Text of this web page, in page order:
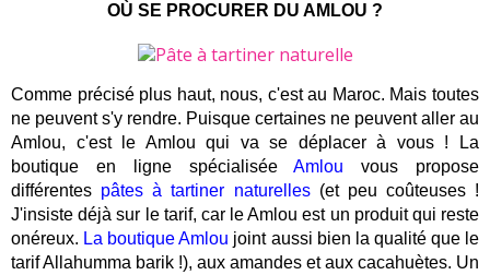
OÙ SE PROCURER DU AMLOU ?
Comme précisé plus haut, nous, c'est au Maroc. Mais toutes
ne peuvent s'y rendre. Puisque certaines ne peuvent aller au
Amlou, c'est le Amlou qui va se déplacer à vous ! La
boutique en ligne spécialiséeAmlouvous propose
différentes pâtes à tartiner naturelles(et peu coûteuses !
J'insiste déjà sur le tarif, car le Amlou est un produit qui reste
onéreux. La boutique Amlou joint aussi bien la qualité que le
tarif Allahumma barik !), aux amandes et aux cacahuètes. Un